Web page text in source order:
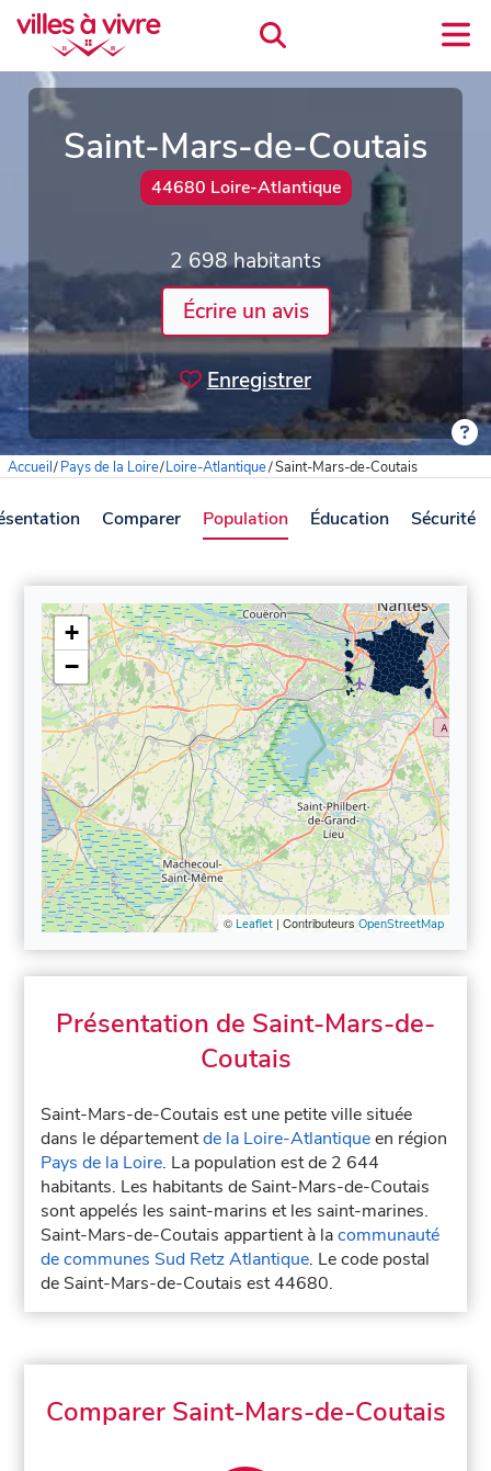
Saint-Mars-de-Coutais
44680 Loire-Atlantique
2 698 habitants
Écrire un avis
Enregistrer
Accueil/Pays de la Loire/Loire-Atlantique/Saint-Mars-de-Coutais
Comparer Population Éducation Sécurité
+
−
© Leaflet| Contributeurs OpenStreetMap
Présentation de Saint-Mars-de-
Coutais
Saint-Mars-de-Coutais est une petite ville située
dans le départementde la Loire-Atlantiqueen région
Pays de la Loire. La population est de 2 644
habitants. Les habitants de Saint-Mars-de-Coutais
sont appelés les saint-marins et les saint-marines.
Saint-Mars-de-Coutais appartient à lacommunauté
de communes Sud Retz Atlantique. Le code postal
de Saint-Mars-de-Coutais est 44680.
Comparer Saint-Mars-de-Coutais